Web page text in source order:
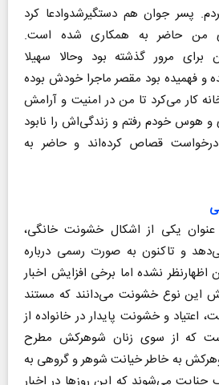
پسر جوان هم دستگیرشدوادعا کرد
من حاضر به همکاری شده است.
برای مرور گذشته بود وحالا سهیلا
و فهمیده بود مقصر ماجرا خودش بوده
کار می‌کرد تا من در امنیت و آرامش
و هوس خودم رفتم و زندگی‌اش را نابود
درخواست قصاص کرده‌اند و حاضر به
یکی از اشکال خشونت خانگی،
و تاکنون به صورت رسمی درباره
نشده اما برخی افزایش اخبار
این نوع خشونت می‌دانند که مستند
اعتیاد و خشونت پایدار در خانواده از
است که از سوی زنان شوهرکش مطرح
به خاطر خیانت شوهر و گروهی به